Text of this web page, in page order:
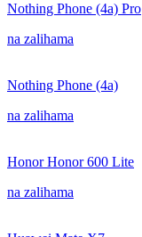
Nothing Phone (4a) Pro
na zalihama
Nothing Phone (4a)
na zalihama
Honor Honor 600 Lite
na zalihama